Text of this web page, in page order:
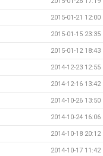
2015-01-21 12:00
2015-01-15 23:35
2015-01-12 18:43
2014-12-23 12:55
2014-12-16 13:42
2014-10-26 13:50
2014-10-24 16:06
2014-10-18 20:12
2014-10-17 11:42